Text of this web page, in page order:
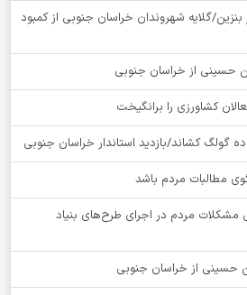
بنزین/گلایه شهروندان خراسان جنوبی از کمبود
کشاورزی را برانگیخت
گولگ کشاند/بازدید استاندار خراسان جنوبی
مطالبات مردم باشد
مردم در اجرای طرح‌های بنیاد